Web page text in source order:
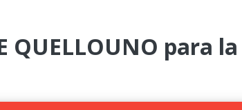
QUELLOUNO para la